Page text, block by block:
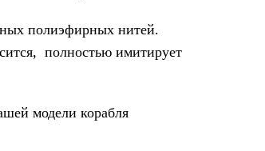
полиэфирных нитей.
полностью имитирует
модели корабля